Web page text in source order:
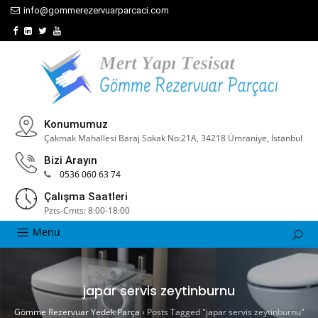
info@gommerezervuarparcaci.com
Konumumuz
Çakmak Mahallesi Baraj Sokak No:21A, 34218 Ümraniye, İstanbul
Bizi Arayın
0536 060 63 74
Çalışma Saatleri
Pzts-Cmts: 8:00-18:00
Menu
japar servis zeytinburnu
Gömme Rezervuar Yedek Parça › Posts Tagged "japar servis zeytinburnu"